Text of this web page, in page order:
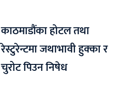
काठमाडौंका होटल तथा
रेस्टुरेन्टमा जथाभावी हुक्का र
चुरोट पिउन निषेध